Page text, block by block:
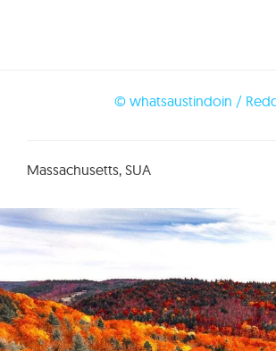
© whatsaustindoin /
Massachusetts, SUA